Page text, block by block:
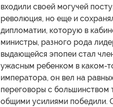
входили своей могучей
революция, но еще и
дипломатии, которую в
министры, разного рода
выдающейся эпопеи стал
ужасным ребенком в каком-
императора, он вел на
переговоры с большинством
общими усилиями победили.